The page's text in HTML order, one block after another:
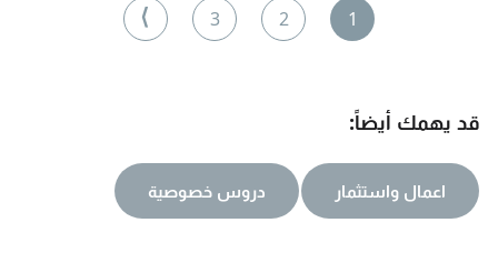
1
2
3
⟩
قد يهمك أيضاً:
اعمال واستثمار دروس خصوصية